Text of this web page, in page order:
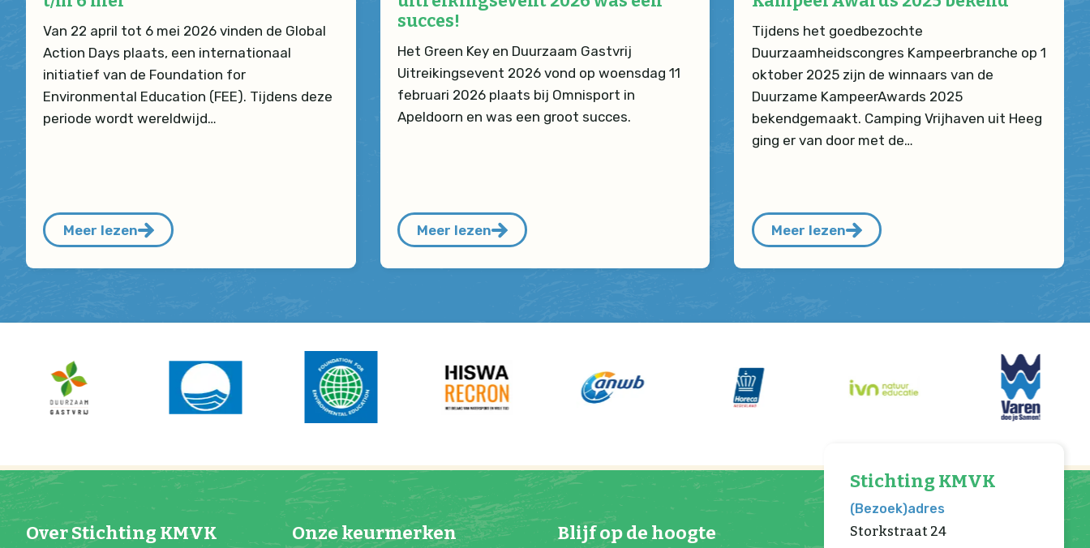
Van 22 april tot 6 mei 2026 vinden de Global
Action Days plaats, een internationaal
initiatief van de Foundation for
Environmental Education (FEE). Tijdens deze
periode wordt wereldwijd…
Meer lezen
succes!
Het Green Key en Duurzaam Gastvrij
Uitreikingsevent 2026 vond op woensdag 11
februari 2026 plaats bij Omnisport in
Apeldoorn en was een groot succes.
Meer lezen
Tijdens het goedbezochte
Duurzaamheidscongres Kampeerbranche op 1
oktober 2025 zijn de winnaars van de
Duurzame KampeerAwards 2025
bekendgemaakt. Camping Vrijhaven uit Heeg
ging er van door met de…
Meer lezen
Over Stichting KMVK Onze keurmerken Blijf op de hoogte
Stichting KMVK
(Bezoek)adres
Storkstraat 24